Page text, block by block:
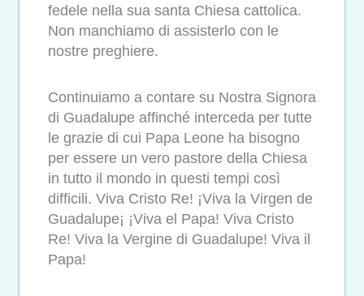
fedele nella sua santa Chiesa cattolica.
Non manchiamo di assisterlo con le
nostre preghiere.
Continuiamo a contare su Nostra Signora
di Guadalupe affinché interceda per tutte
le grazie di cui Papa Leone ha bisogno
per essere un vero pastore della Chiesa
in tutto il mondo in questi tempi così
difficili. Viva Cristo Re! ¡Viva la Virgen de
Guadalupe¡ ¡Viva el Papa! Viva Cristo
Re! Viva la Vergine di Guadalupe! Viva il
Papa!